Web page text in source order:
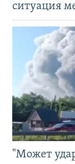
ситуация
"Может